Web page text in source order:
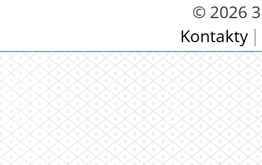
© 2026
Kontakty